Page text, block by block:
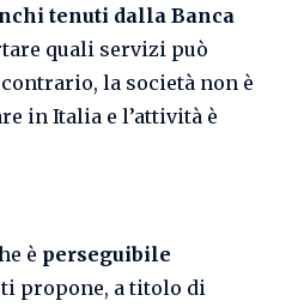
tenuti dalla Banca
quali servizi può
la società non è
in Italia e l’attività è
è perseguibile
propone, a titolo di